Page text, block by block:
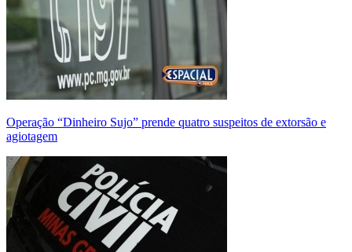
Operação “Dinheiro Sujo” prende quatro suspeitos de extorsão e
agiotagem